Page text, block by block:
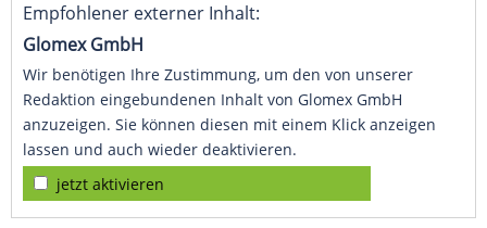
Empfohlener externer Inhalt:
Glomex GmbH
Wir benötigen Ihre Zustimmung, um den von unserer
Redaktion eingebundenen Inhalt von Glomex GmbH
anzuzeigen. Sie können diesen mit einem Klick anzeigen
lassen und auch wieder deaktivieren.
jetzt aktivieren